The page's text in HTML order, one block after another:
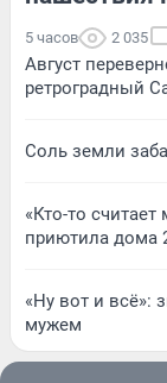
5 часов 2 035
Август
ретроградный
Соль земли
«Кто-то
приютила дома
«Ну вот и всё»:
мужем